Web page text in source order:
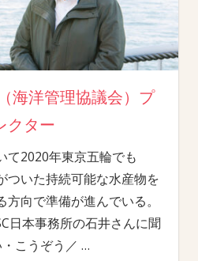
洋管理協議会）プ
クター
て2020年東京五輪でも
ついた持続可能な水産物を
向で準備が進んでいる。
日本事務所の石井さんに聞
こうぞう／ …